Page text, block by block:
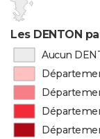
Les DENTON
Aucun